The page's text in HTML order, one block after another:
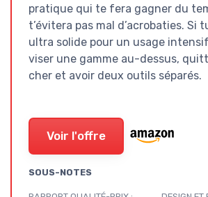
pratique qui te fera gagner du
t’évitera pas mal d’acrobaties. Si
ultra solide pour un usage
viser une gamme au-dessus,
cher et avoir deux outils séparés.
Voir l'offre
SOUS-NOTES